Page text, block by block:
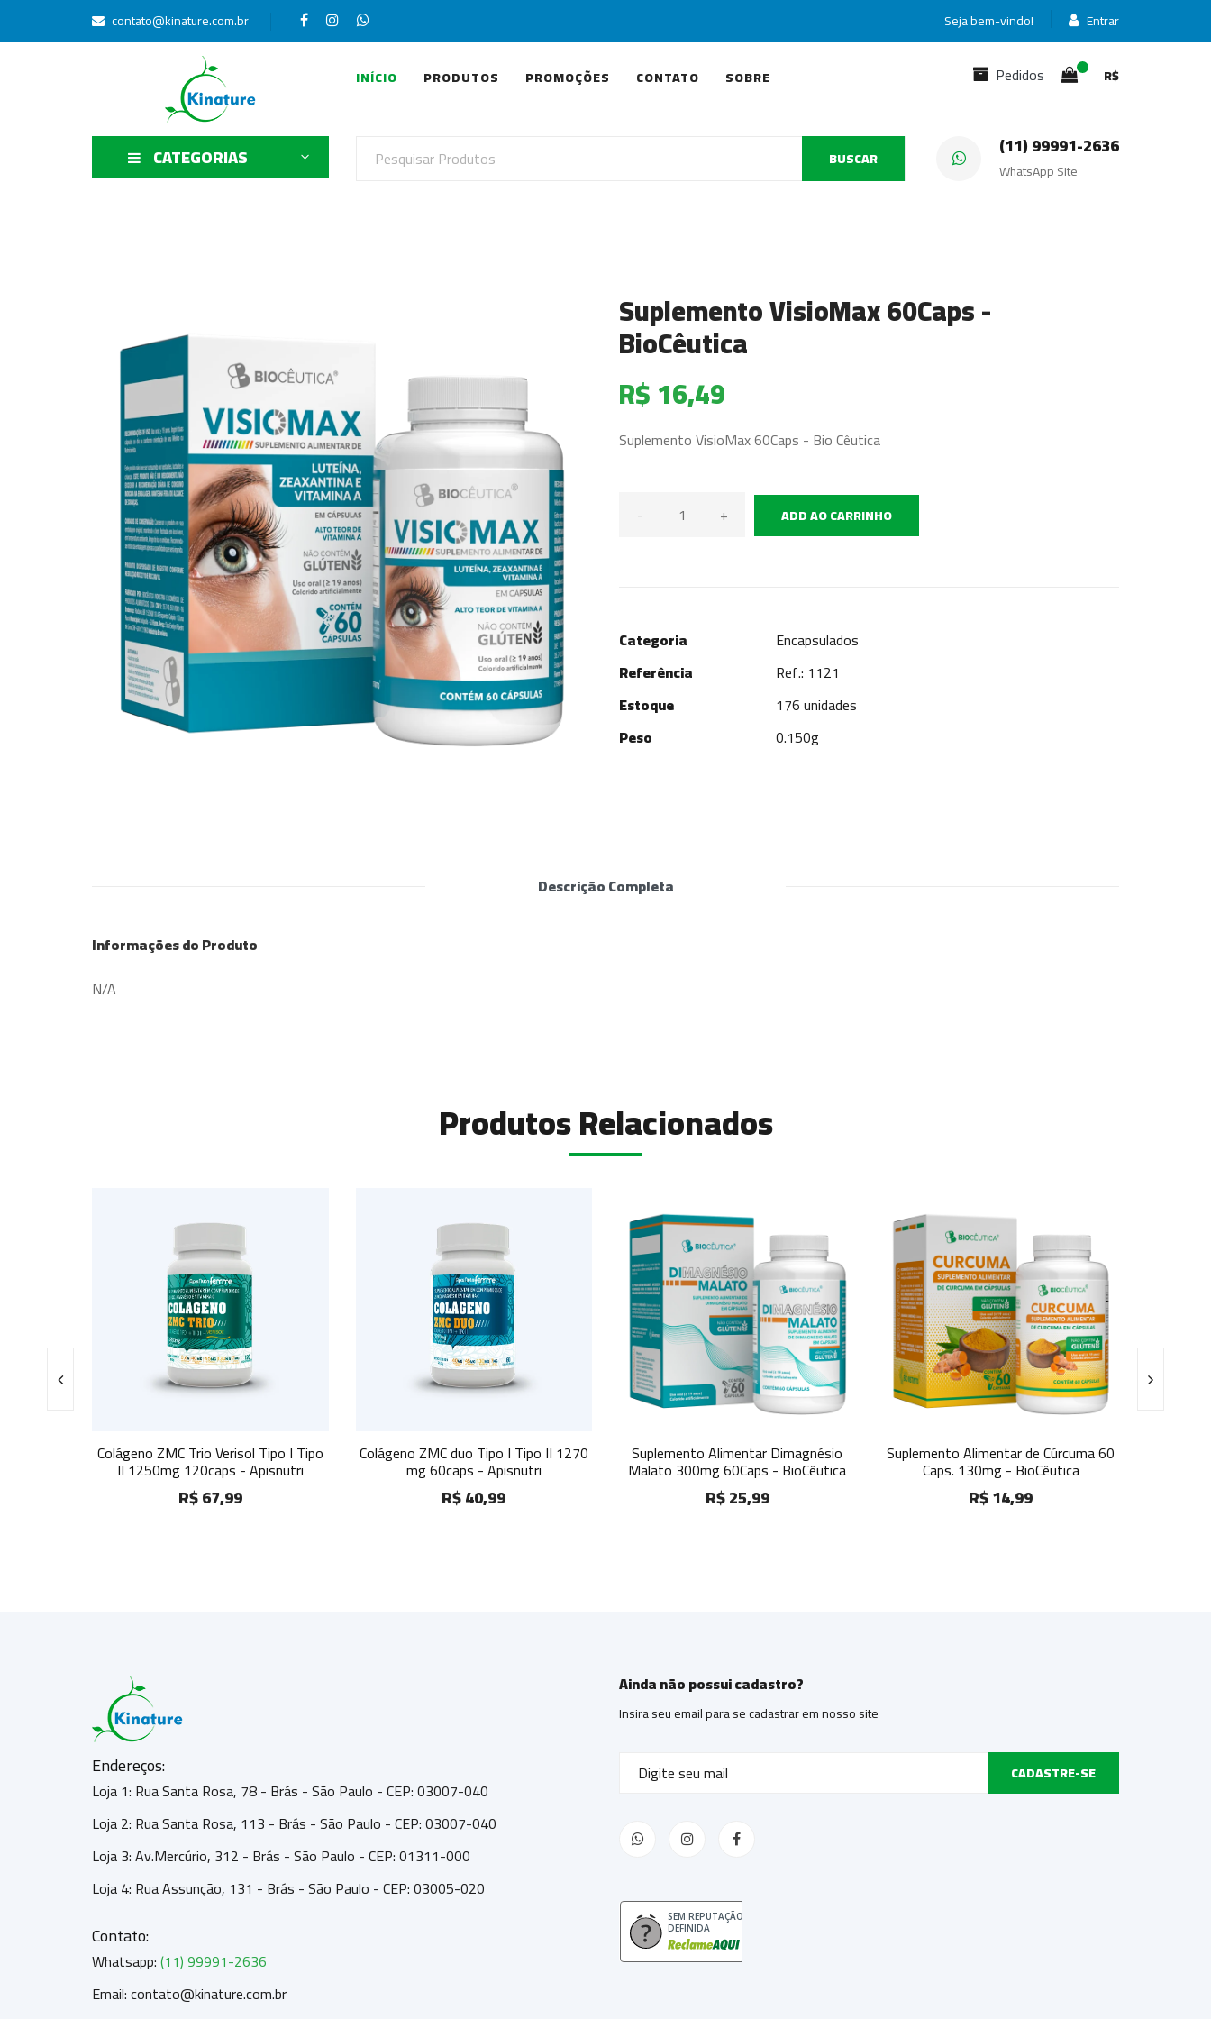
contato@kinature.com.br Seja bem-vindo! Entrar
INÍCIO PRODUTOS PROMOÇÕES CONTATO SOBRE Pedidos R$
CATEGORIAS BUSCAR (11) 99991-2636
WhatsApp Site
Suplemento VisioMax 60Caps -
BioCêutica
R$ 16,49
Suplemento VisioMax 60Caps - Bio Cêutica
- + ADD AO CARRINHO
Categoria
Encapsulados
Referência
Ref.: 1121
Estoque
176 unidades
Peso
0.150g
Descrição Completa
Informações do Produto
N/A
Produtos Relacionados
Trio Verisol Tipo I Tipo
120caps - Apisnutri
Colágeno ZMC duo Tipo I Tipo II 1270
mg 60caps - Apisnutri
Suplemento Alimentar Dimagnésio
Malato 300mg 60Caps - BioCêutica
Suplemento Alimentar de Cúrcuma 60
Caps. 130mg - BioCêutica
Polivitamínico Fisiofort A-Z 60 Caps -
BioCêutica
Endereços:
Loja 1: Rua Santa Rosa, 78 - Brás - São Paulo - CEP: 03007-040
Loja 2: Rua Santa Rosa, 113 - Brás - São Paulo - CEP: 03007-040
Loja 3: Av.Mercúrio, 312 - Brás - São Paulo - CEP: 01311-000
Loja 4: Rua Assunção, 131 - Brás - São Paulo - CEP: 03005-020
Contato:
Whatsapp:(11) 99991-2636
Email: contato@kinature.com.br
Ainda não possui cadastro?
Insira seu email para se cadastrar em nosso site
CADASTRE-SE
SEM REPUTAÇÃO
DEFINIDA